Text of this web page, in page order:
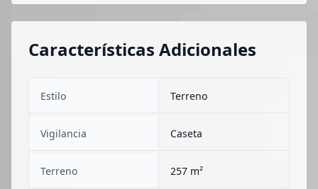
Características Adicionales
Estilo Terreno
Vigilancia Caseta
Terreno 257 m²